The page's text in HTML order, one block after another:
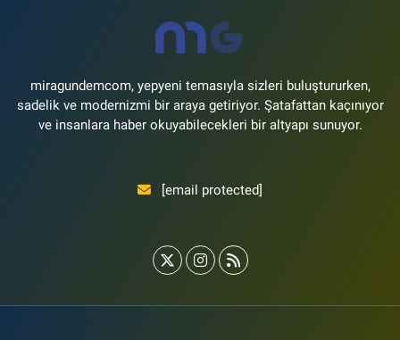
Yol Tarifi Al
miragundemcom, yepyeni temasıyla sizleri buluştururken,
sadelik ve modernizmi bir araya getiriyor. Şatafattan kaçınıyor
ve insanlara haber okuyabilecekleri bir altyapı sunuyor.
[email protected]